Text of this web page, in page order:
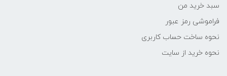
سبد خرید من
فراموشی رمز عبور
نحوه ساخت حساب کاربری
نحوه خرید از سایت